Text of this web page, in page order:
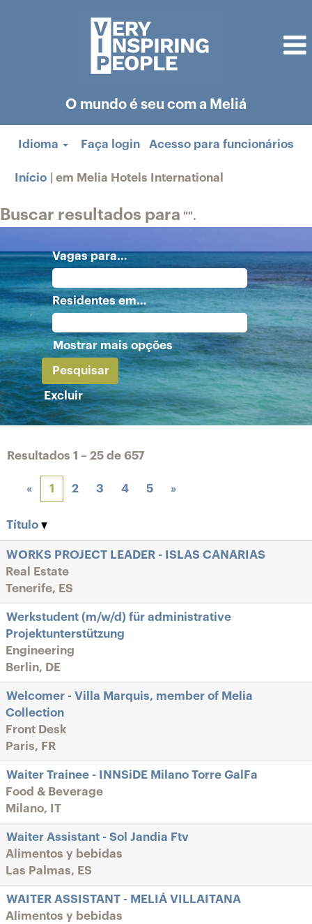
O mundo é seu com a Meliá
Idioma Faça login Acesso para funcionários
Início em Melia Hotels International
Buscar resultados para "".
Vagas para…
Residentes em…
Mostrar mais opções
Excluir
Resultados 1 – 25 de 657
« 1 2 3 4 5 »
Título
WORKS PROJECT LEADER - ISLAS CANARIAS
Real Estate
Tenerife, ES
Werkstudent (m/w/d) für administrative
Projektunterstützung
Engineering
Berlin, DE
Welcomer - Villa Marquis, member of Melia
Collection
Front Desk
Paris, FR
Waiter Trainee - INNSiDE Milano Torre GalFa
Food & Beverage
Milano, IT
Waiter Assistant - Sol Jandia Ftv
Alimentos y bebidas
Las Palmas, ES
WAITER ASSISTANT - MELIÁ VILLAITANA
Alimentos y bebidas